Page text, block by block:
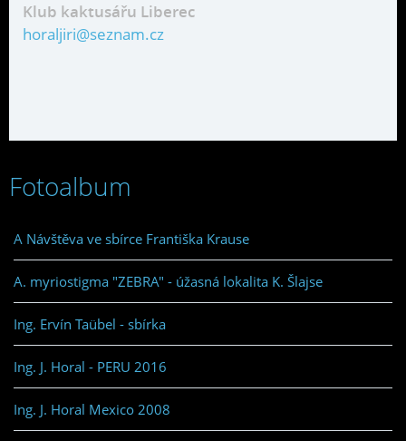
Klub kaktusářu Liberec
horaljiri@seznam.cz
Fotoalbum
A Návštěva ve sbírce Františka Krause
A. myriostigma "ZEBRA" - úžasná lokalita K. Šlajse
Ing. Ervín Taübel - sbírka
Ing. J. Horal - PERU 2016
Ing. J. Horal Mexico 2008